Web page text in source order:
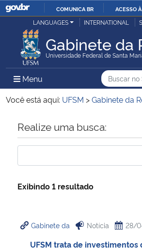
IR
O
COMUNICA BR ACESSO
Ministério da Justiça e Segurança Pública
Ministério da Defesa
Ministério das Relações Exteriores
Ministério da Economia
Ministério da Infraestrutura
Ministério da Cidadania
LANGUAGES INTERNATIONAL
Gabinete da
Universidade Federal de Santa
Menu Menu Principal do Sítio
Busca
Busca:
Você está aqui: UFSM >Gabinete da
Início do conteúdo
Realize uma busca:
Exibindo 1 resultado
Gabinete da Notícia 28/
UFSM trata de investimentos